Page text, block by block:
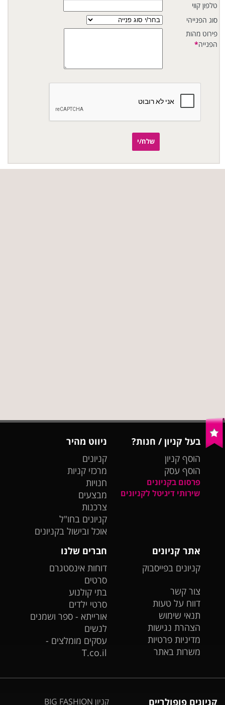
טלפון קווי
סוג הפנייהי
פירוט מהות
הפנייה*
שלח/י
בעל קניון / חנות?
הוסף קניון
הוסף עסק
פרסום בקניונים
שירותי דיגיטל לקניונים
ניווט מהיר
קניונים
מרכזי קניות
חנויות
מבצעים
צרכנות
קניונים בחו"ל
אוכל ובישול בקניונים
אתר קניונים
קניונים בפייסבוק
צור קשר
דווח על טעות
תנאי שימוש
הצהרת נגישות
מדיניות פרטיות
משרות באתר
חברים שלנו
דוחות אינסטגרם
סרטים
בתי קולנוע
סרטי ילדים
אורייתא - ספר ושמנים
לנשים
עסקים מומלצים -
T.co.il
קניונים פופולריים קניון BIG FASHION